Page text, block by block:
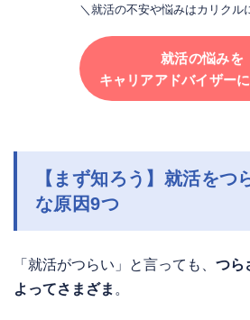
＼就活の不安や悩みはカリクル
就活の悩みを
キャリアアドバイザー
【まず知ろう 】 就活をつ
な原因9つ
「就活がつらい」と言っても、 つら
よってさまざま 。